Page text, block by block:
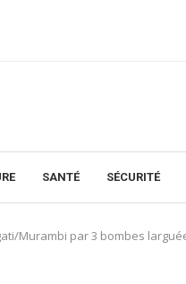
SANTÉ SÉCURITÉ
Murambi par 3 bombes